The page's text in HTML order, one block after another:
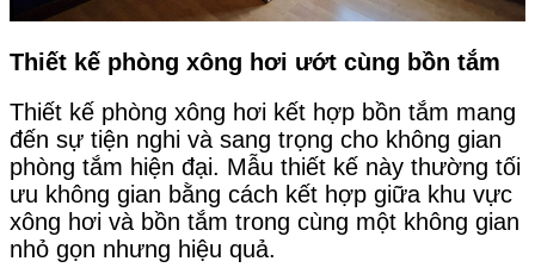
Thiết kế phòng xông hơi ướt cùng bồn tắm
Thiết kế phòng xông hơi kết hợp bồn tắm mang
đến sự tiện nghi và sang trọng cho không gian
phòng tắm hiện đại. Mẫu thiết kế này thường tối
ưu không gian bằng cách kết hợp giữa khu vực
xông hơi và bồn tắm trong cùng một không gian
nhỏ gọn nhưng hiệu quả.